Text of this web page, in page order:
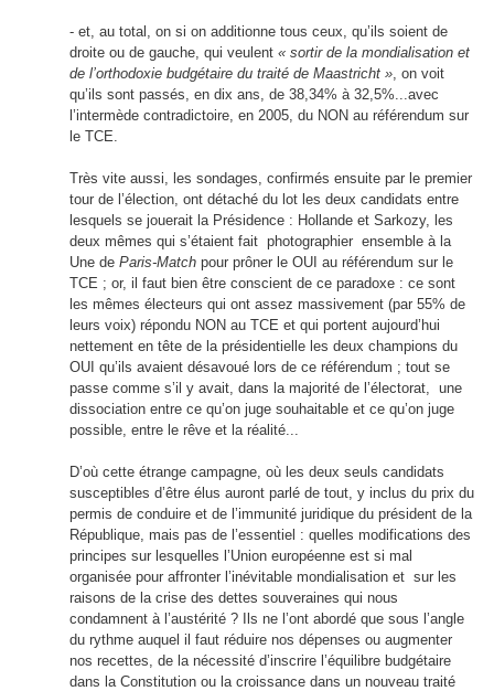
- et, au total, on si on additionne tous ceux, qu’ils soient de
droite ou de gauche, qui veulent« sortir de la mondialisation et
de l’orthodoxie budgétaire du traité de Maastricht », on voit
qu’ils sont passés, en dix ans, de 38,34% à 32,5%...avec
l’intermède contradictoire, en 2005, du NON au référendum sur
le TCE.
Très vite aussi, les sondages, confirmés ensuite par le premier
tour de l’élection, ont détaché du lot les deux candidats entre
lesquels se jouerait la Présidence : Hollande et Sarkozy, les
deux mêmes qui s’étaient fait photographier ensemble à la
Une deParis-Match pour prôner le OUI au référendum sur le
TCE ; or, il faut bien être conscient de ce paradoxe : ce sont
les mêmes électeurs qui ont assez massivement (par 55% de
leurs voix) répondu NON au TCE et qui portent aujourd’hui
nettement en tête de la présidentielle les deux champions du
OUI qu’ils avaient désavoué lors de ce référendum ; tout se
passe comme s’il y avait, dans la majorité de l’électorat, une
dissociation entre ce qu’on juge souhaitable et ce qu’on juge
possible, entre le rêve et la réalité...
D’où cette étrange campagne, où les deux seuls candidats
susceptibles d’être élus auront parlé de tout, y inclus du prix du
permis de conduire et de l’immunité juridique du président de la
République, mais pas de l’essentiel : quelles modifications des
principes sur lesquelles l’Union européenne est si mal
organisée pour affronter l’inévitable mondialisation et sur les
raisons de la crise des dettes souveraines qui nous
condamnent à l’austérité ? Ils ne l’ont abordé que sous l’angle
du rythme auquel il faut réduire nos dépenses ou augmenter
nos recettes, de la nécessité d’inscrire l’équilibre budgétaire
dans la Constitution ou la croissance dans un nouveau traité